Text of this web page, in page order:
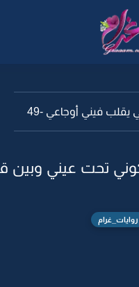
فيني أوجاعي -49
تحت عيني وبين قلبي